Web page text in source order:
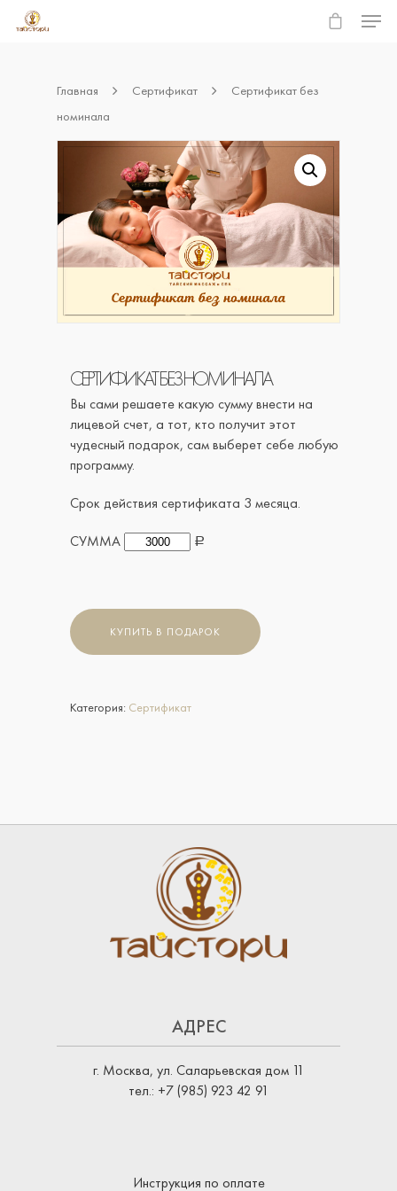
Hit enter to search or ESC to close
Главная Сертификат
Сертификат без
номинала
СЕРТИФИКАТ БЕЗ НОМИНАЛА
Вы сами решаете какую сумму внести на
лицевой счет, а тот, кто получит этот
чудесный подарок, сам выберет себе любую
программу.
Срок действия сертификата 3 месяца.
СУММА Р
КУПИТЬ В ПОДАРОК
Категория: Сертификат
АДРЕС
г. Москва, ул. Саларьевская дом 11
тел.: +7 (985) 923 42 91
Инструкция по оплате
Абонементы
Акции